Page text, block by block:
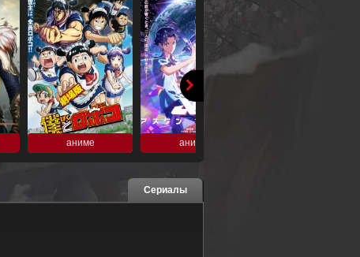
аниме аниме
Сериалы